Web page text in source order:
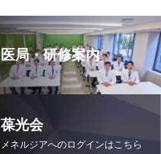
医局・研修案内
葆光会
メネルジアへのログインはこちら